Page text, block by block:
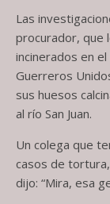
Las
procurador, que
incinerados en
Guerreros
sus huesos
al río San Juan.
Un colega que
casos de
dijo: “Mira, esa